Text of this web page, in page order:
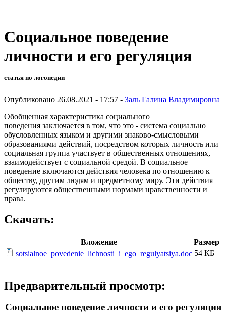
Социальное поведение
личности и его регуляция
статья по логопедии
Опубликовано 26.08.2021 - 17:57 - Заль Галина Владимировна
Обобщенная характеристика социального
поведения заключается в том, что это - система социально
обусловленных языком и другими знаково-смысловыми
образованиями действий, посредством которых личность или
социальная группа участвует в общественных отношениях,
взаимодействует с социальной средой. В социальное
поведение включаются действия человека по отношению к
обществу, другим людям и предметному миру. Эти действия
регулируются общественными нормами нравственности и
права.
Скачать:
Вложение
Размер
sotsialnoe_povedenie_lichnosti_i_ego_regulyatsiya.doc 54 КБ
Предварительный просмотр:
Социальное поведение личности и его регуляция